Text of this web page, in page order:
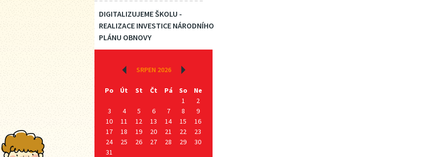
DIGITALIZUJEME ŠKOLU -
REALIZACE INVESTICE NÁRODNÍHO
PLÁNU OBNOVY
‹ SRPEN 2026 ›
Po Út St Čt Pá So
Ne
1
2
3
4 5 6 7 8
9
10
11 12 13 14 15
16
17
18 19 20 21 22
23
24
25 26 27 28 29
30
31